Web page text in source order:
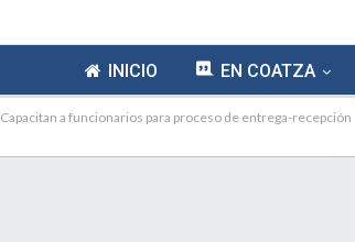
INICIO EN COATZA
Capacitan a funcionarios para proceso de entrega-recepción